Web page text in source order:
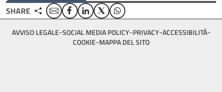
SHARE EmailFacebookLinkedinTwitterWhatsApp
Footer
bottom
AVVISO LEGALE SOCIAL MEDIA POLICY PRIVACY ACCESSIBILITÀ
COOKIE MAPPA DEL SITO